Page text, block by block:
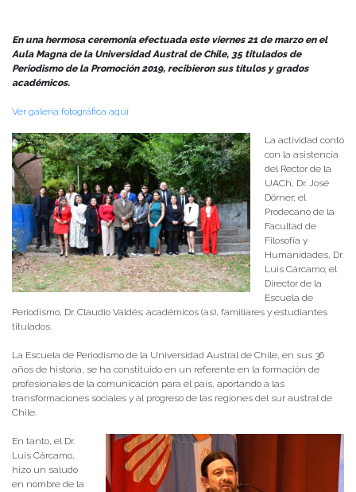
En una hermosa ceremonia efectuada este viernes 21 de marzo en el
Aula Magna de la Universidad Austral de Chile, 35 titulados de
Periodismo de la Promoción 2019, recibieron sus títulos y grados
académicos.
Ver galería fotográfica aquí
La actividad contó
con la asistencia
del Rector de la
UACh, Dr. José
Dörner; el
Prodecano de la
Facultad de
Filosofía y
Humanidades, Dr.
Luis Cárcamo; el
Director de la
Escuela de
Periodismo, Dr. Claudio Valdés; académicos (as), familiares y estudiantes
titulados.
La Escuela de Periodismo de la Universidad Austral de Chile, en sus 36
años de historia, se ha constituido en un referente en la formación de
profesionales de la comunicación para el país, aportando a las
transformaciones sociales y al progreso de las regiones del sur austral de
Chile.
En tanto, el Dr.
Luis Cárcamo,
hizo un saludo
en nombre de la